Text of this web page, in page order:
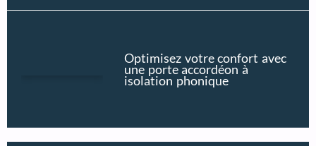
Optimisez votre confort avec
une porte accordéon à
isolation phonique